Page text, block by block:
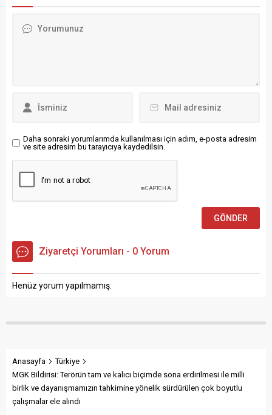
Mezunları, komedyen ve
Göktaş’a destek amacıyla
Daha sonraki yorumlarımda kullanılması için adım, e-posta adresim
ve site adresim bu tarayıcıya kaydedilsin.
Ziyaretçi Yorumları - 0 Yorum
Henüz yorum yapılmamış.
Anasayfa
Türkiye
MGK Bildirisi: Terörün tam ve kalıcı biçimde sona erdirilmesi ile milli
birlik ve dayanışmamızın tahkimine yönelik sürdürülen çok boyutlu
çalışmalar ele alındı